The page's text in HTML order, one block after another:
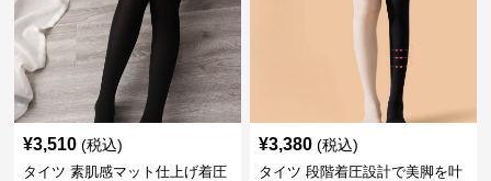
¥3,510 (税込)
タイツ 素肌感マット仕上げ着圧
¥3,380 (税込)
タイツ 段階着圧設計で美脚を叶